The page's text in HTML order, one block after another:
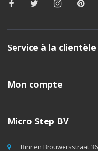
Service à la clientèle
Mon compte
Micro Step BV
Binnen Brouwersstraat 36